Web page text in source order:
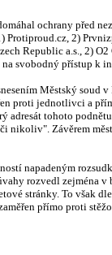
ochrany před
2)
Republic a.s., 2)
svobodný přístup k
Městský soud
proti jednotlivci a
adresát tohoto
nikoliv". Závěrem
napadeným
rozvedl zejména
stránky. To však
přímo proti